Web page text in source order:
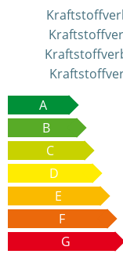
A
B
C
D
E
F
G